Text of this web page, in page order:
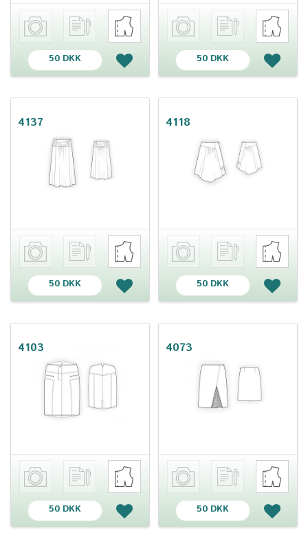
50 DKK 50 DKK
4137
50 DKK
4118
50 DKK
4103
50 DKK
4073
50 DKK